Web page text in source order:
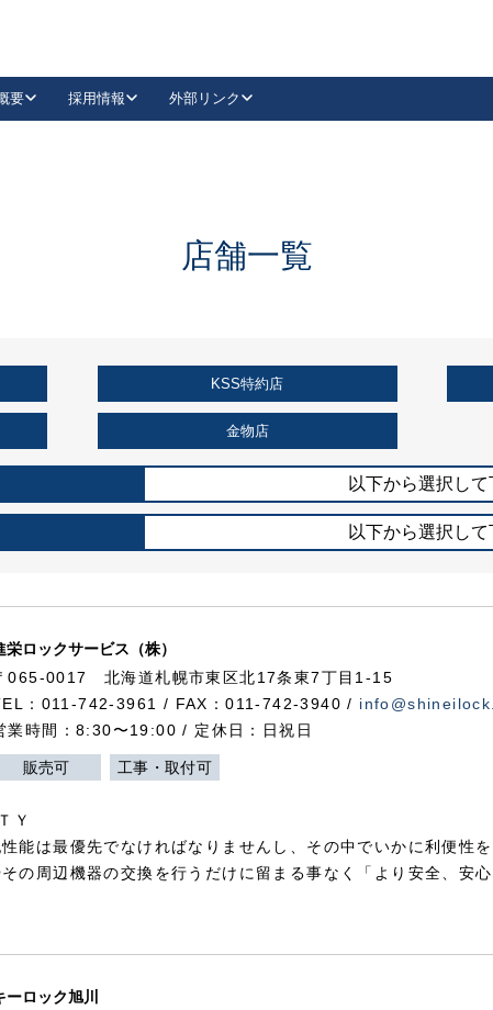
抗ウイルス・抗菌製品
要 採用情報 外部リンク
LinkedIn店舗一覧
KSS特約店
金物店
以下から選択し
以下から選択し
栄ロックサービス（株）
065-0017 北海道札幌市東区北17条東7丁目1-15
：011-742-3961 / FAX：011-742-3940 /
業時間：8:30〜19:00 / 定休日：日祝日
販売可 工事・取付可
Ｙ
能は最優先でなければなりませんし、その中でいかに利便性
の周辺機器の交換を行うだけに留まる事なく「より安全、安
ーロック旭川